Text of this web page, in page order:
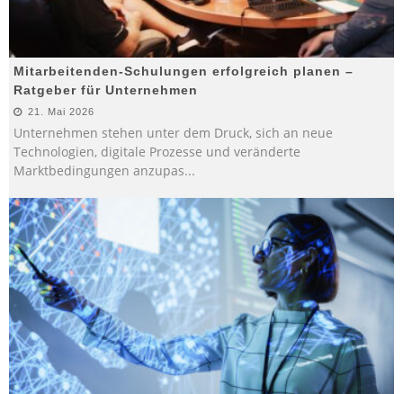
Mitarbeitenden-Schulungen erfolgreich planen –
Ratgeber für Unternehmen
21. Mai 2026
Unternehmen stehen unter dem Druck, sich an neue
Technologien, digitale Prozesse und veränderte
Marktbedingungen anzupas...